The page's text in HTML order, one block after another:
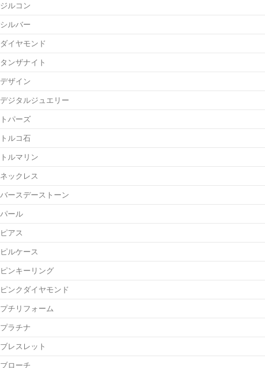
ジルコン
シルバー
ダイヤモンド
タンザナイト
デザイン
デジタルジュエリー
トパーズ
トルコ石
トルマリン
ネックレス
バースデーストーン
パール
ピアス
ピルケース
ピンキーリング
ピンクダイヤモンド
プチリフォーム
プラチナ
ブレスレット
ブローチ